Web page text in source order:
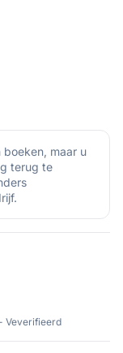
maar u
terug te
Veverifieerd